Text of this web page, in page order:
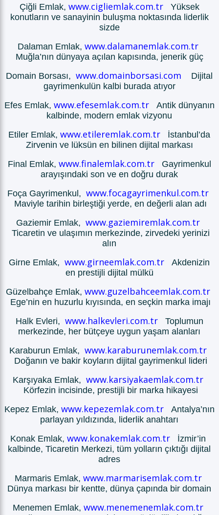
Çiğli Emlak, www.cigliemlak.com.tr
Yüksek
konutların ve sanayinin buluşma noktasında liderlik
sizde
Dalaman Emlak,www.dalamanemlak.com.tr
Muğla’nın dünyaya açılan kapısında, jenerik güç
Domain Borsası, www.domainborsasi.com
Dijital
gayrimenkulün kalbi burada atıyor
Efes Emlak, www.efesemlak.com.tr
Antik dünyanın
kalbinde, modern emlak vizyonu
Etiler Emlak,www.etileremlak.com.tr İstanbul’da
Zirvenin ve lüksün en bilinen dijital markası
Final Emlak, www.finalemlak.com.tr
Gayrimenkul
arayışındaki son ve en doğru durak
Foça Gayrimenkul,www.focagayrimenkul.com.tr
Maviyle tarihin birleştiği yerde, en değerli alan adı
Gaziemir Emlak,www.gaziemiremlak.com.tr
Ticaretin ve ulaşımın merkezinde, zirvedeki yerinizi
alın
Girne Emlak, www.girneemlak.com.tr Akdenizin
en prestijli dijital mülkü
Güzelbahçe Emlak,www.guzelbahceemlak.com.tr
Ege’nin en huzurlu kıyısında, en seçkin marka imajı
Halk Evleri, www.halkevleri.com.trToplumun
merkezinde, her bütçeye uygun yaşam alanları
Karaburun Emlak, www.karaburunemlak.com.tr
Doğanın ve bakir koyların dijital gayrimenkul lideri
Karşıyaka Emlak, www.karsiyakaemlak.com.tr
Körfezin incisinde, prestijli bir marka hikayesi
Kepez Emlak, www.kepezemlak.com.trAntalya’nın
parlayan yıldızında, liderlik anahtarı
Konak Emlak,www.konakemlak.com.tr İzmir’in
kalbinde, Ticaretin Merkezi, tüm yolların çıktığı dijital
adres
Marmaris Emlak, www.marmarisemlak.com.tr
Dünya markası bir kentte, dünya çapında bir domain
Menemen Emlak, www.menemenemlak.com.tr